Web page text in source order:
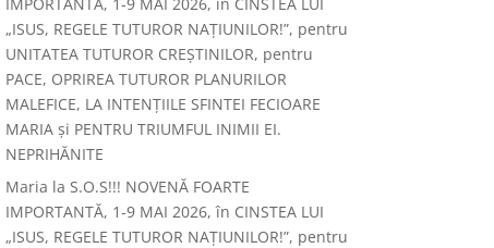
„ISUS, REGELE TUTUROR NAȚIUNILOR!”, pentru
UNITATEA TUTUROR CREȘTINILOR, pentru
PACE, OPRIREA TUTUROR PLANURILOR
MALEFICE, LA INTENȚIILE SFINTEI FECIOARE
MARIA și PENTRU TRIUMFUL INIMII EI.
NEPRIHĂNITE
Maria la S.O.S!!! NOVENĂ FOARTE
IMPORTANTĂ, 1-9 MAI 2026, în CINSTEA LUI
„ISUS, REGELE TUTUROR NAȚIUNILOR!”, pentru